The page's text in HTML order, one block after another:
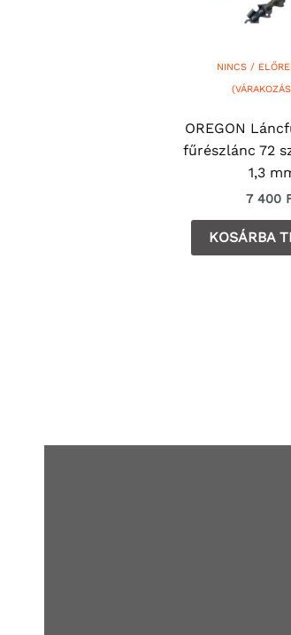
NINCS /
OREGON
fűrészlánc 72
1,3
7 400
KOSÁRBA